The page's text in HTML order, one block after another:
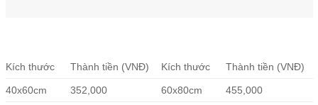
Kích thước Thành tiền (VNĐ) Kích thước Thành tiền (VNĐ)
40x60cm 352,000 60x80cm 455,000